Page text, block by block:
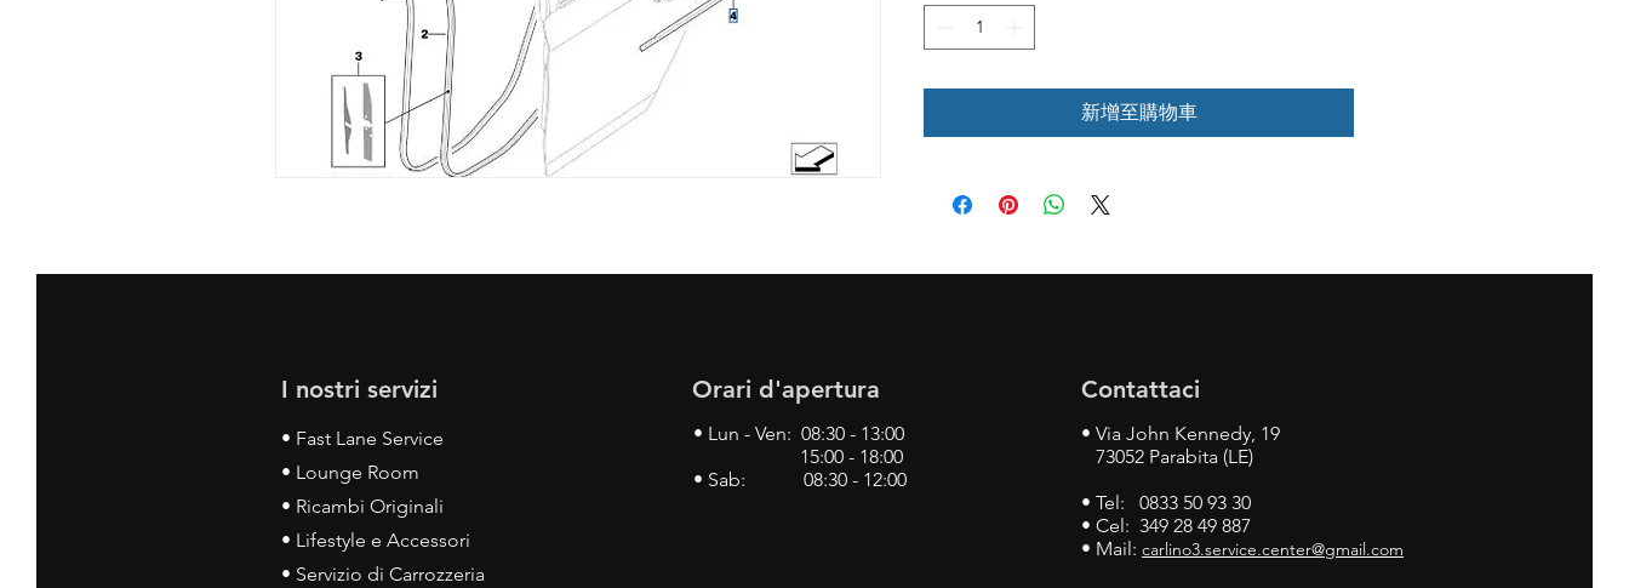
新增至購物車
I nostri servizi
• Fast Lane Service
• Lounge Room
• Ricambi Originali
• Lifestyle e Accessori
• Servizio di Carrozzeria
Orari d'apertura
• Lun - Ven: 08:30 - 13:00
15:00 - 18:00
• Sab: 08:30 - 12:00
Contattaci
• Via John Kennedy, 19
73052 Parabita (LE)
• Tel: 0833 50 93 30
• Cel: 349 28 49 887
• Mail: carlino3.service.center@gmail.com